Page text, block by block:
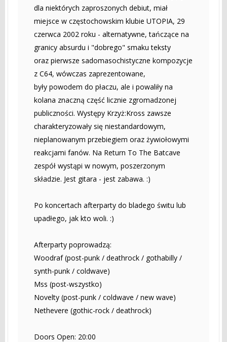
dla niektórych zaproszonych debiut, miał
miejsce w częstochowskim klubie UTOPIA, 29
czerwca 2002 roku - alternatywne, tańczące na
granicy absurdu i "dobrego" smaku teksty
oraz pierwsze sadomasochistyczne kompozycje
z C64, wówczas zaprezentowane,
były powodem do płaczu, ale i powaliły na
kolana znaczną część licznie zgromadzonej
publiczności. Występy Krzyż:Kross zawsze
charakteryzowały się niestandardowym,
nieplanowanym przebiegiem oraz żywiołowymi
reakcjami fanów. Na Return To The Batcave
zespół wystąpi w nowym, poszerzonym
składzie. Jest gitara - jest zabawa. :)
Po koncertach afterparty do bladego świtu lub
upadłego, jak kto woli. :)
Afterparty poprowadzą:
Woodraf (post-punk / deathrock / gothabilly /
synth-punk / coldwave)
Mss (post-wszystko)
Novelty (post-punk / coldwave / new wave)
Nethevere (gothic-rock / deathrock)
Doors Open: 20:00